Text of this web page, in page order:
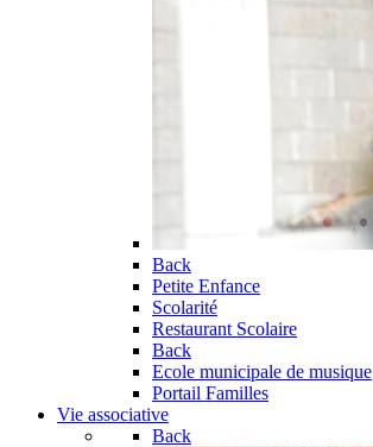
Back
Petite Enfance
Scolarité
Restaurant Scolaire
Back
Ecole municipale de musique
Portail Familles
Vie associative
Back